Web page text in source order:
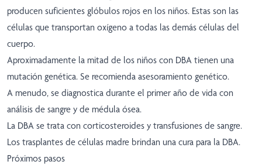
producen suficientes glóbulos rojos en los niños. Estas son las
células que transportan oxígeno a todas las demás células del
cuerpo.
Aproximadamente la mitad de los niños con DBA tienen una
mutación genética. Se recomienda asesoramiento genético.
A menudo, se diagnostica durante el primer año de vida con
análisis de sangre y de médula ósea.
La DBA se trata con corticosteroides y transfusiones de sangre.
Los trasplantes de células madre brindan una cura para la DBA.
Próximos pasos